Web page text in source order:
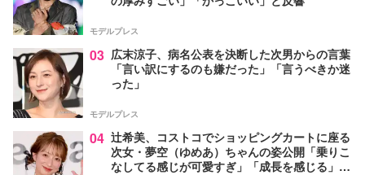
モデルプレス
03 広末涼子、病名公表を決断した次男からの言葉
「言い訳にするのも嫌だった」「言うべきか迷
った」
モデルプレス
04 辻希美、コストコでショッピングカートに座る
次女・夢空（ゆめあ）ちゃんの姿公開「乗りこ
なしてる感じが可愛すぎ」「成長を感じる」の